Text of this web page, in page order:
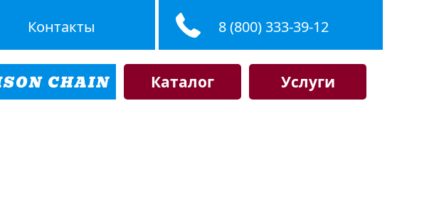
Контакты 8 (800) 333-39-12
Каталог Услуги